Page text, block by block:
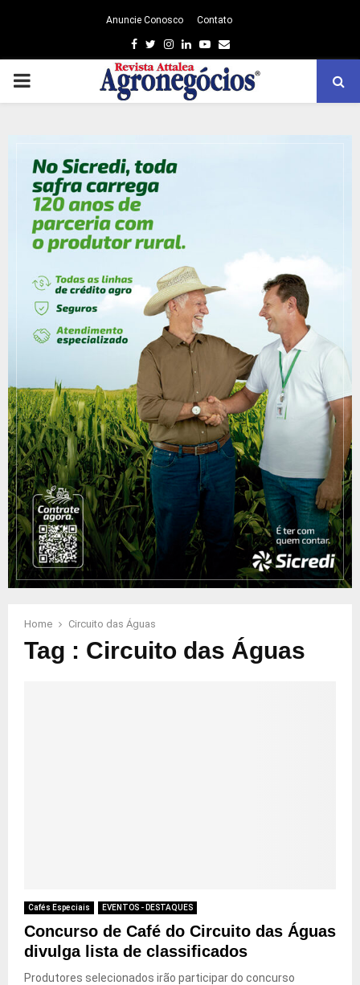
Anuncie Conosco Contato
Facebook
TwitterInstagram
LinkedinYoutube
Email
PRIMARY
Home Circuito das Águas
Tag : Circuito das Águas
Cafés Especiais EVENTOS - DESTAQUES
Concurso de Café do Circuito das Águas
divulga lista de classificados
Produtores selecionados irão participar do concurso